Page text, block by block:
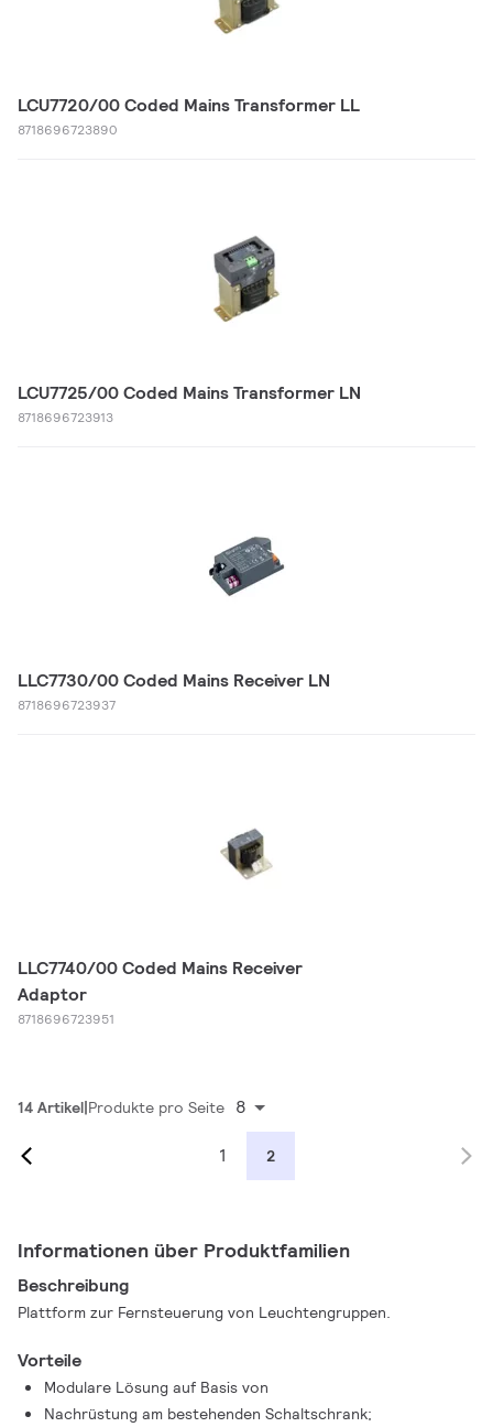
LCU7720/00 Coded Mains Transformer LL
8718696723890
LCU7725/00 Coded Mains Transformer LN
8718696723913
LLC7730/00 Coded Mains Receiver LN
8718696723937
LLC7740/00 Coded Mains Receiver
Adaptor
8718696723951
14 Artikel Produkte pro Seite 8
1 2
Informationen über Produktfamilien
Beschreibung
Plattform zur Fernsteuerung von Leuchtengruppen.
Vorteile
Modulare Lösung auf Basis von
Nachrüstung am bestehenden Schaltschrank;